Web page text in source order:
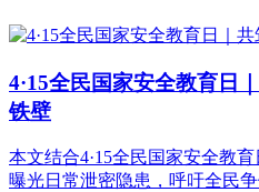
4·15全民国家安全教育日
铁壁
本文结合4·15全民国家安全教
曝光日常泄密隐患，呼吁全民